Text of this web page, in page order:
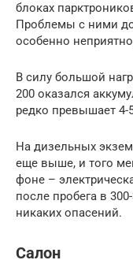
блоках
Проблемы с ними
особенно
В силу большой
200 оказался
редко превышает 4-
На дизельных
еще выше, и того
фоне –
после пробега в
никаких опасений.
Салон